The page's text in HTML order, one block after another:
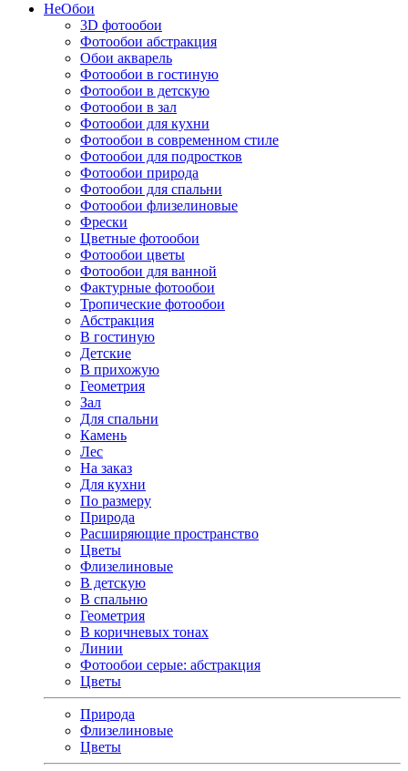
НеОбои
3D фотообои
Фотообои абстракция
Обои акварель
Фотообои в гостиную
Фотообои в детскую
Фотообои в зал
Фотообои для кухни
Фотообои в современном стиле
Фотообои для подростков
Фотообои природа
Фотообои для спальни
Фотообои флизелиновые
Фрески
Цветные фотообои
Фотообои цветы
Фотообои для ванной
Фактурные фотообои
Тропические фотообои
Абстракция
В гостиную
Детские
В прихожую
Геометрия
Зал
Для спальни
Камень
Лес
На заказ
Для кухни
По размеру
Природа
Расширяющие пространство
Цветы
Флизелиновые
В детскую
В спальню
Геометрия
В коричневых тонах
Линии
Фотообои серые: абстракция
Цветы
Природа
Флизелиновые
Цветы